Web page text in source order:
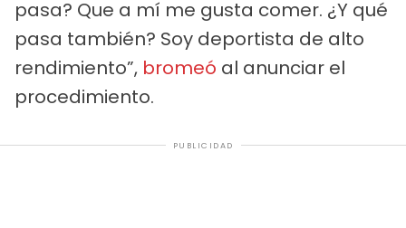
pasa? Que a mí me gusta comer. ¿Y qué
pasa también? Soy deportista de alto
rendimiento”, bromeó al anunciar el
procedimiento.
PUBLICIDAD